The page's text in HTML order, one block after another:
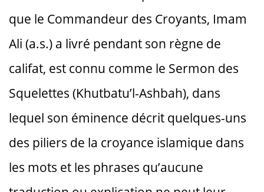
que le Commandeur des Croyants, Imam
Ali (a.s.) a livré pendant son règne de
califat, est connu comme le Sermon des
Squelettes (Khutbatu’l-Ashbah), dans
lequel son éminence décrit quelques-uns
des piliers de la croyance islamique dans
les mots et les phrases qu’aucune